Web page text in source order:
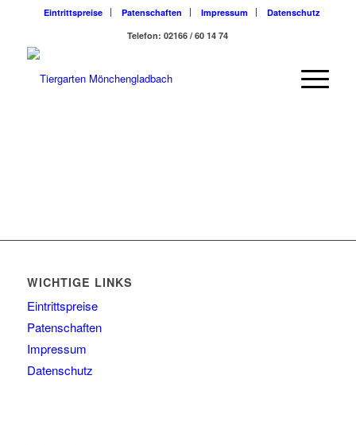
Eintrittspreise Patenschaften Impressum
Datenschutz
Telefon: 02166 / 60 14 74
WICHTIGE LINKS
Eintrittspreise
Patenschaften
Impressum
Datenschutz